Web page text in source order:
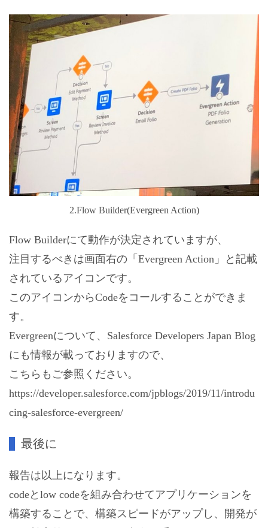
2.Flow Builder(Evergreen Action)
Flow Builderにて動作が決定されていますが、
注目するべきは画面右の「Evergreen Action」と記載
されているアイコンです。
このアイコンからCodeをコールすることができま
す。
Evergreenについて、Salesforce Developers Japan Blog
にも情報が載っておりますので、
こちらもご参照ください。
https://developer.salesforce.com/jpblogs/2019/11/introdu
cing-salesforce-evergreen/
最後に
報告は以上になります。
codeとlow codeを組み合わせてアプリケーションを
構築することで、構築スピードがアップし、開発が